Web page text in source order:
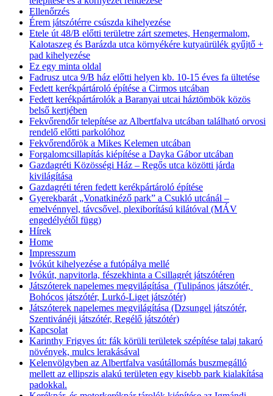
Ellenőrzés
Érem játszótérre csúszda kihelyezése
Etele út 48/B előtti területre zárt szemetes, Hengermalom,
Kalotaszeg és Barázda utca környékére kutyaürülék gyűjtő +
pad kihelyezése
Ez egy minta oldal
Fadrusz utca 9/B ház előtti helyen kb. 10-15 éves fa ültetése
Fedett kerékpártároló építése a Cirmos utcában
Fedett kerékpártárolók a Baranyai utcai háztömbök közös
belső kertjében
Fekvőrendőr telepítése az Albertfalva utcában található orvosi
rendelő előtti parkolóhoz
Fekvőrendőrök a Mikes Kelemen utcában
Forgalomcsillapítás kiépítése a Dayka Gábor utcában
Gazdagréti Közösségi Ház – Regős utca közötti járda
kivilágítása
Gazdagréti téren fedett kerékpártároló építése
Gyerekbarát „Vonatkinéző park” a Csukló utcánál –
emelvénnyel, távcsővel, plexiborítású kilátóval (MÁV
engedélyétől függ)
Hírek
Home
Impresszum
Ivókút kihelyezése a futópálya mellé
Ivókút, napvitorla, fészekhinta a Csillagrét játszótéren
Játszóterek napelemes megvilágítása (Tulipános játszótér,
Bohócos játszótér, Lurkó-Liget játszótér)
Játszóterek napelemes megvilágítása (Dzsungel játszótér,
Szentivánéji játszótér, Regélő játszótér)
Kapcsolat
Karinthy Frigyes út: fák körüli területek szépítése talaj takaró
növények, mulcs lerakásával
Kelenvölgyben az Albertfalva vasútállomás buszmegálló
mellett az ellipszis alakú területen egy kisebb park kialakítása
padokkal.